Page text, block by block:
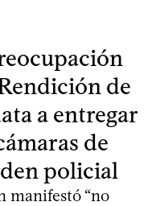
de
a entregar
de
policial
manifestó “no